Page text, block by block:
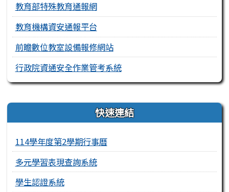
教育部特殊教育通報網
教育機構資安通報平台
前瞻數位教室設備報修網站
行政院資通安全作業管考系統
右邊區域內容 快速連結
114學年度第2學期行事曆
多元學習表現查詢系統
學生認證系統